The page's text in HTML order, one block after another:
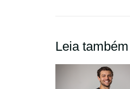
Leia também